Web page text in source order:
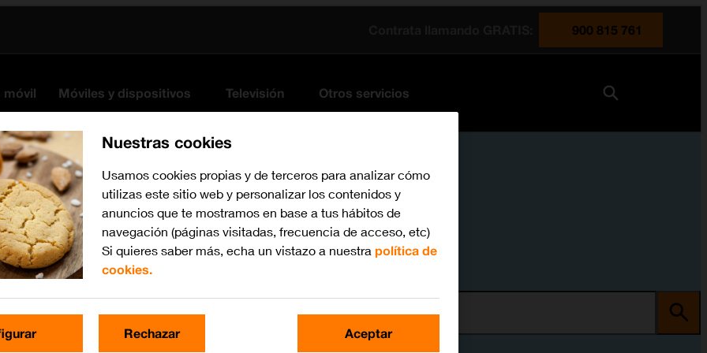
900 815 761
móvil Móviles y dispositivos Televisión Otros servicios
Busca por problema o tema
Nuestras cookies
Usamos cookies propias y de terceros para analizar cómo
utilizas este sitio web y personalizar los contenidos y
anuncios que te mostramos en base a tus hábitos de
navegación (páginas visitadas, frecuencia de acceso, etc)
Si quieres saber más, echa un vistazo a nuestra política de
cookies.
Rechazar Aceptar